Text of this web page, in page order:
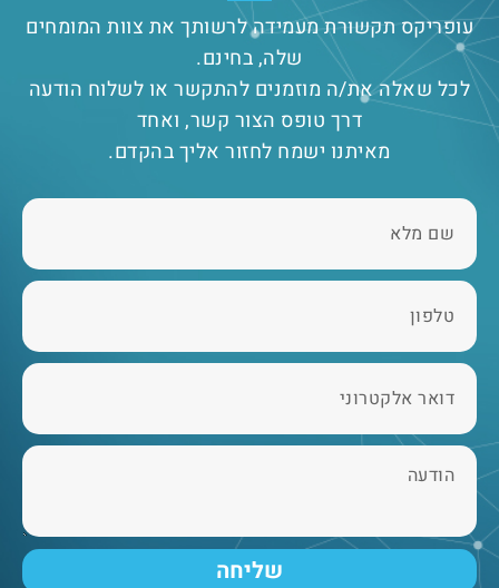
עופריקס תקשורת מעמידה לרשותך את צוות המומחים
שלה, בחינם.
לכל שאלה את/ה מוזמנים להתקשר או לשלוח הודעה
דרך טופס הצור קשר, ואחד
מאיתנו ישמח לחזור אליך בהקדם.
שליחה